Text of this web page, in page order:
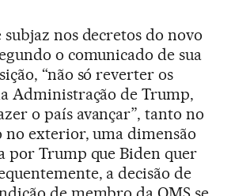
nos decretos do novo
o comunicado de sua
“não só reverter os
Administração de Trump,
o país avançar”, tanto no
exterior, uma dimensão
por Trump que Biden quer
a decisão de